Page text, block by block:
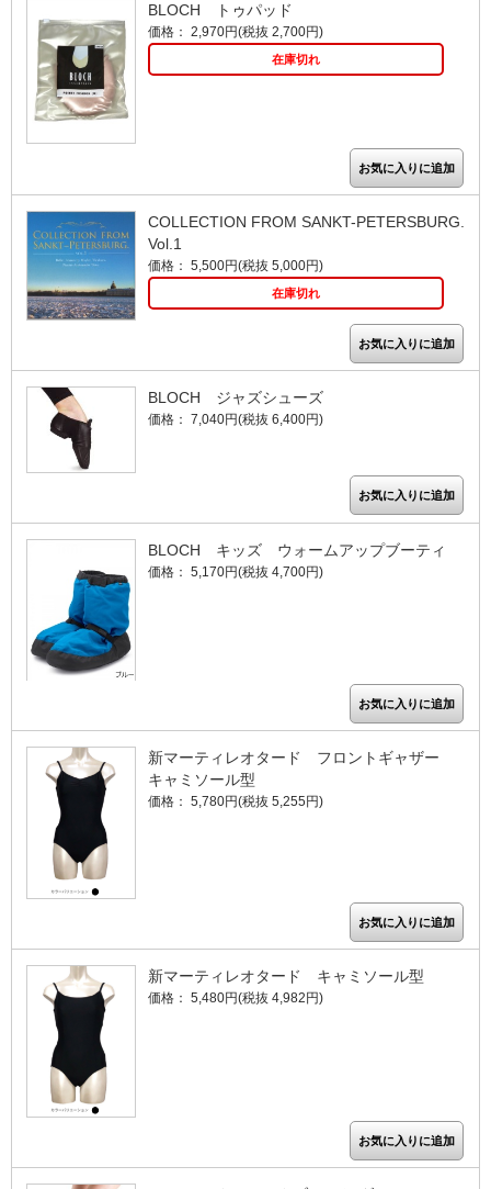
BLOCH トゥパッド
価格： 2,970円(税抜 2,700円)
在庫切れ
COLLECTION FROM SANKT-PETERSBURG.
Vol.1
価格： 5,500円(税抜 5,000円)
在庫切れ
BLOCH ジャズシューズ
価格： 7,040円(税抜 6,400円)
BLOCH キッズ ウォームアップブーティ
価格： 5,170円(税抜 4,700円)
新マーティレオタード フロントギャザー
キャミソール型
価格： 5,780円(税抜 5,255円)
新マーティレオタード キャミソール型
価格： 5,480円(税抜 4,982円)